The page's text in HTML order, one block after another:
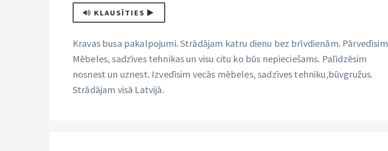
KLAUSĪTIES
Kravas busa pakalpojumi. Strādājam katru dienu bez brīvdienām. Pārvedīsim
Mēbeles, sadzīves tehnikas un visu citu ko būs nepieciešams. Palīdzēsim
nosnest un uznest. Izvedīsim vecās mēbeles, sadzīves tehniku,būvgružus.
Strādājam visā Latvijā.